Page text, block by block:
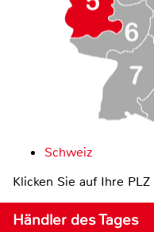
Schweiz
Klicken Sie auf Ihre
Händler des Tages